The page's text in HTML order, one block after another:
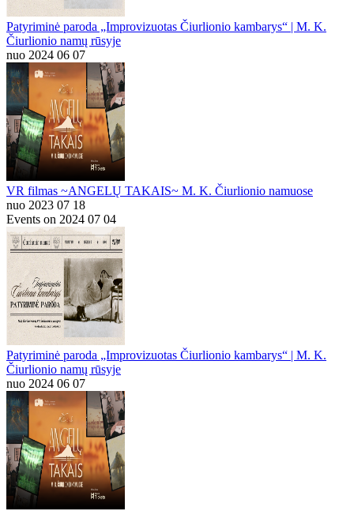
Patyriminė paroda „Improvizuotas Čiurlionio kambarys“ | M. K.
Čiurlionio namų rūsyje
nuo 2024 06 07
VR filmas ~ANGELŲ TAKAIS~ M. K. Čiurlionio namuose
nuo 2023 07 18
Events on 2024 07 04
Patyriminė paroda „Improvizuotas Čiurlionio kambarys“ | M. K.
Čiurlionio namų rūsyje
nuo 2024 06 07